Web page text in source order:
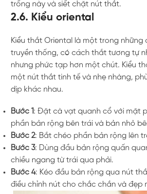
trống này và siết chặt nút thắt.
2.6. Kiểu oriental
Kiểu thắt Oriental là một trong
truyền thống, có cách thắt tương tự
nhưng phức tạp hơn một chút. Kiểu
một nút thắt tinh tế và nhẹ nhàng,
dịp khác nhau.
Bước 1: Đặt cà vạt quanh cổ với mặt
phần bản rộng bên trái và bản nhỏ
Bước 2: Bắt chéo phần bản rộng lên
Bước 3: Dùng đầu bản rộng quấn
chiều ngang từ trái qua phải.
Bước 4: Kéo đầu bản rộng qua nút
điều chỉnh nút cho chắc chắn và đẹp